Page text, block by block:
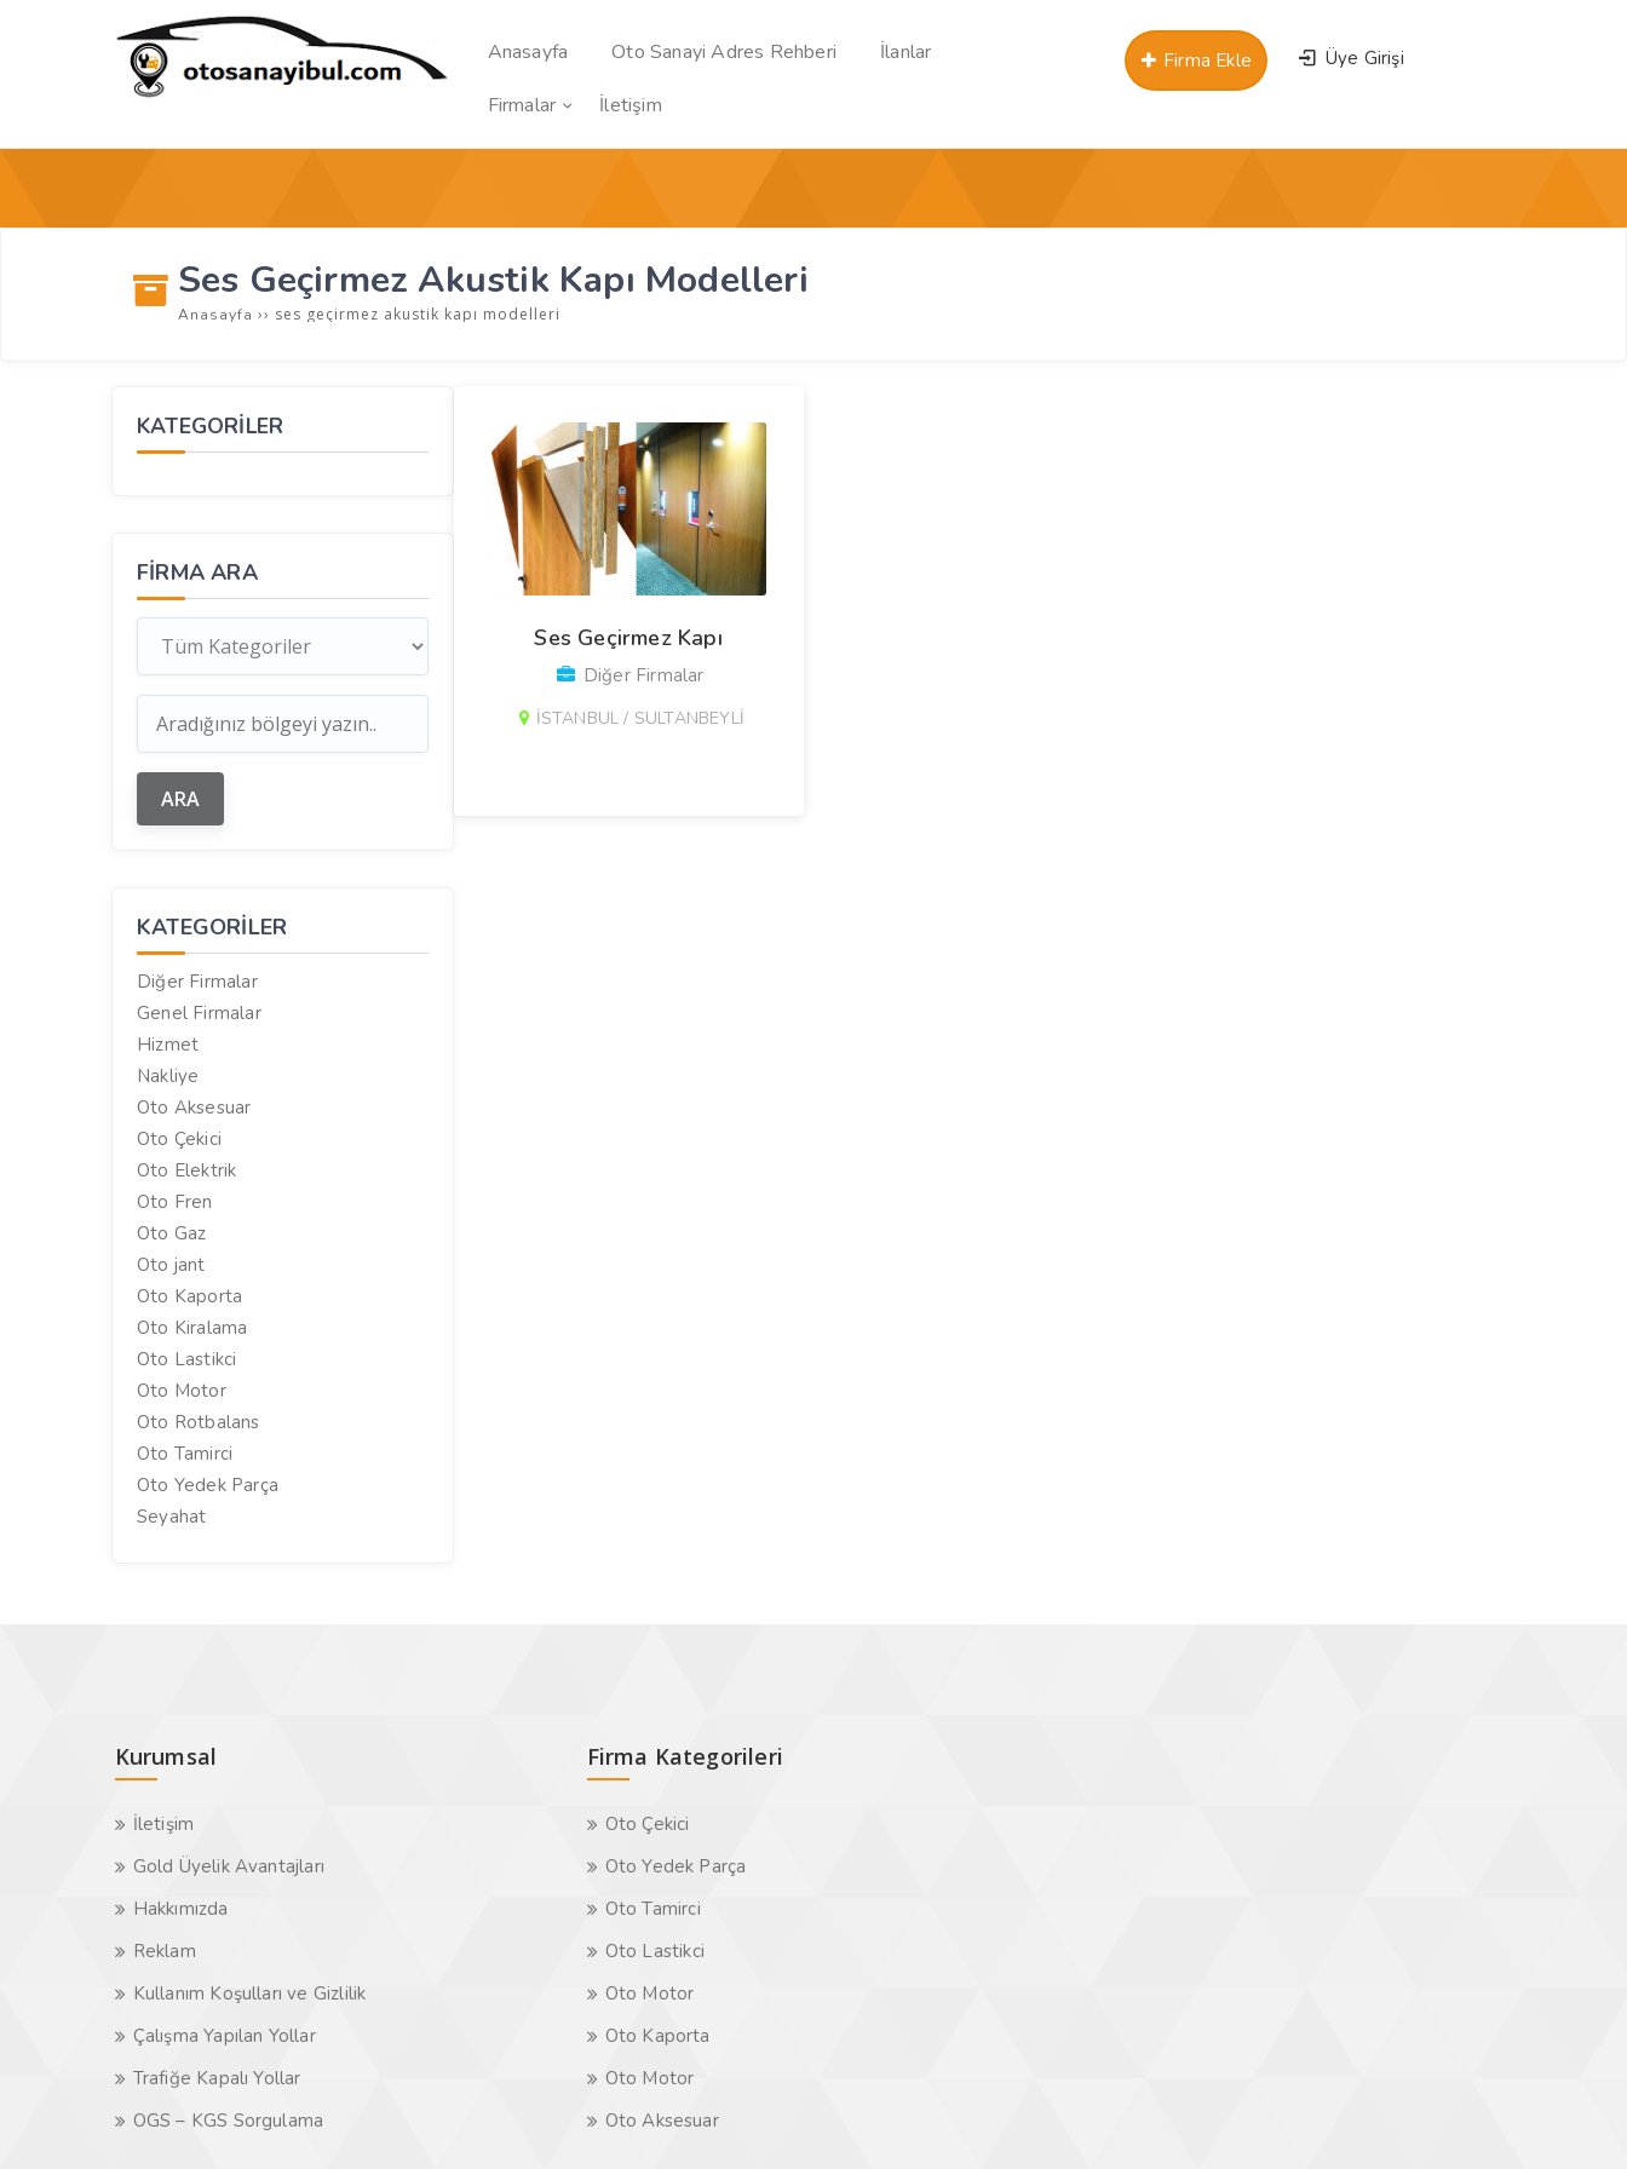
Anasayfa Oto Sanayi Adres Rehberi
İlanlar
Firmalar
İletişim
Üye Girişi
Firma Ekle
Ses Geçirmez Akustik Kapı Modelleri
Anasayfa ›› ses geçirmez akustik kapı modelleri
KATEGORİLER
FIRMA ARA
KATEGORILER
Diğer Firmalar
Genel Firmalar
Hizmet
Nakliye
Oto Aksesuar
Oto Çekici
Oto Elektrik
Oto Fren
Oto Gaz
Oto jant
Oto Kaporta
Oto Kiralama
Oto Lastikci
Oto Motor
Oto Rotbalans
Oto Tamirci
Oto Yedek Parça
Seyahat
Ses Geçirmez Kapı
Diğer Firmalar
İSTANBUL / SULTANBEYLİ
Kurumsal
İletişim
Gold Üyelik Avantajları
Hakkımızda
Reklam
Kullanım Koşulları ve Gizlilik
Çalışma Yapılan Yollar
Trafiğe Kapalı Yollar
OGS – KGS Sorgulama
Firma Kategorileri
Oto Çekici
Oto Yedek Parça
Oto Tamirci
Oto Lastikci
Oto Motor
Oto Kaporta
Oto Motor
Oto Aksesuar